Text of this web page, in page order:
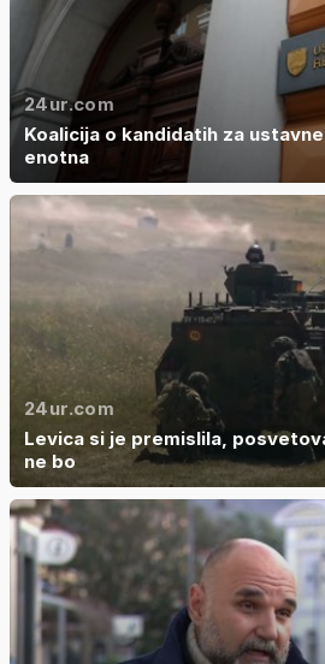
24ur.com
Koalicija o kandidatih za
enotna
24ur.com
Levica si je premislila,
ne bo